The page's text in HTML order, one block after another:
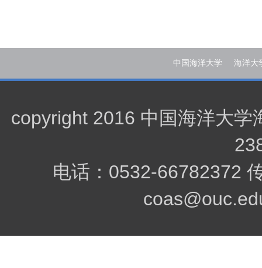
中国海洋大学 海洋大
copyright 2016 中国海洋大学
电话：0532-66782372